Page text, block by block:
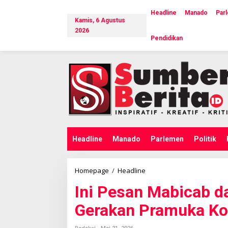
i
Kamis, 6 Agustus
2026
Headline Manado
Pendidikan
Headline Manado Parlemen Politik
Homepage / Headline
P
e
Ini Pesan Mabicab
Gerakan Pramuka